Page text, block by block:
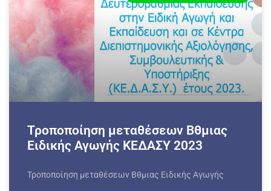
Τροποποίηση μεταθέσεων Βθμιας
Ειδικής Αγωγής ΚΕΔΑΣΥ 2023
Τροποποίηση μεταθέσεων Βθμιας Ειδικής Αγωγής